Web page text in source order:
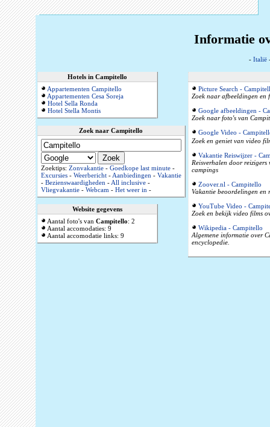
Informatie
- Italië
Hotels in Campitello
Appartementen Campitello
Appartementen Cesa Soreja
Hotel Sella Ronda
Hotel Stella Montis
Zoek naar Campitello
Zoektips: Zonvakantie- Goedkope last minute-
Excursies- Weerbericht-Aanbiedingen- Vakantie
- Bezienswaardigheden-All inclusive-
Vliegvakantie- Webcam- Het weer in-
Website gegevens
Aantal foto's van Campitello: 2
Aantal accomodaties: 9
Aantal accomodatie links: 9
Picture Search -
Zoek naar afbeeldingen en
Google afbeeldingen -
Zoek naar foto's van
Google Video -
Zoek en geniet van video
Vakantie Reiswijzer -
Reisverhalen door reizigers
campings
Zoover.nl - Campitello
Vakantie beoordelingen en
YouTube Video -
Zoek en bekijk video films
Wikipedia - Campitello
Algemene informatie over
encyclopedie.